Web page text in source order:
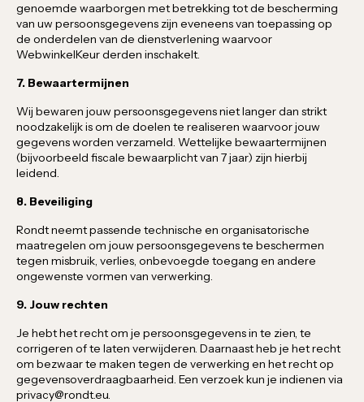
genoemde waarborgen met betrekking tot de bescherming
van uw persoonsgegevens zijn eveneens van toepassing op
de onderdelen van de dienstverlening waarvoor
WebwinkelKeur derden inschakelt.
7. Bewaartermijnen
Wij bewaren jouw persoonsgegevens niet langer dan strikt
noodzakelijk is om de doelen te realiseren waarvoor jouw
gegevens worden verzameld. Wettelijke bewaartermijnen
(bijvoorbeeld fiscale bewaarplicht van 7 jaar) zijn hierbij
leidend.
8. Beveiliging
Rondt neemt passende technische en organisatorische
maatregelen om jouw persoonsgegevens te beschermen
tegen misbruik, verlies, onbevoegde toegang en andere
ongewenste vormen van verwerking.
9. Jouw rechten
Je hebt het recht om je persoonsgegevens in te zien, te
corrigeren of te laten verwijderen. Daarnaast heb je het recht
om bezwaar te maken tegen de verwerking en het recht op
gegevensoverdraagbaarheid. Een verzoek kun je indienen via
privacy@rondt.eu.